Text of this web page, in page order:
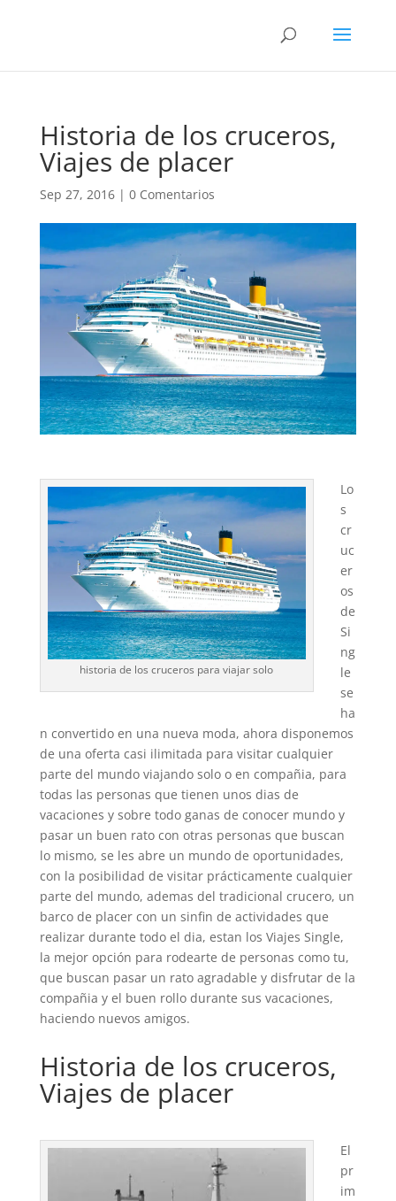
Historia de los cruceros,
Viajes de placer
Sep 27, 2016| 0 Comentarios
historia de los cruceros para viajar solo
Lo
s
cr
uc
er
os
de
Si
ng
le
se
ha
n convertido en una nueva moda, ahora disponemos
de una oferta casi ilimitada para visitar cualquier
parte del mundo viajando solo o en compañia, para
todas las personas que tienen unos dias de
vacaciones y sobre todo ganas de conocer mundo y
pasar un buen rato con otras personas que buscan
lo mismo, se les abre un mundo de oportunidades,
con la posibilidad de visitar prácticamente cualquier
parte del mundo, ademas del tradicional crucero, un
barco de placer con un sinfin de actividades que
realizar durante todo el dia, estan los Viajes Single,
la mejor opción para rodearte de personas como tu,
que buscan pasar un rato agradable y disfrutar de la
compañia y el buen rollo durante sus vacaciones,
haciendo nuevos amigos.
Historia de los cruceros,
Viajes de placer
El
pr
im